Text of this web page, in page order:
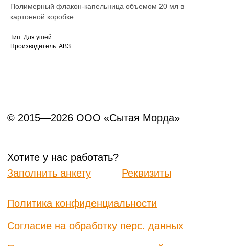
Полимерный флакон-капельница объемом 20 мл в
картонной коробке.
Тип: Для ушей
Производитель: АВЗ